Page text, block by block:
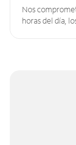
Nos
horas del día,